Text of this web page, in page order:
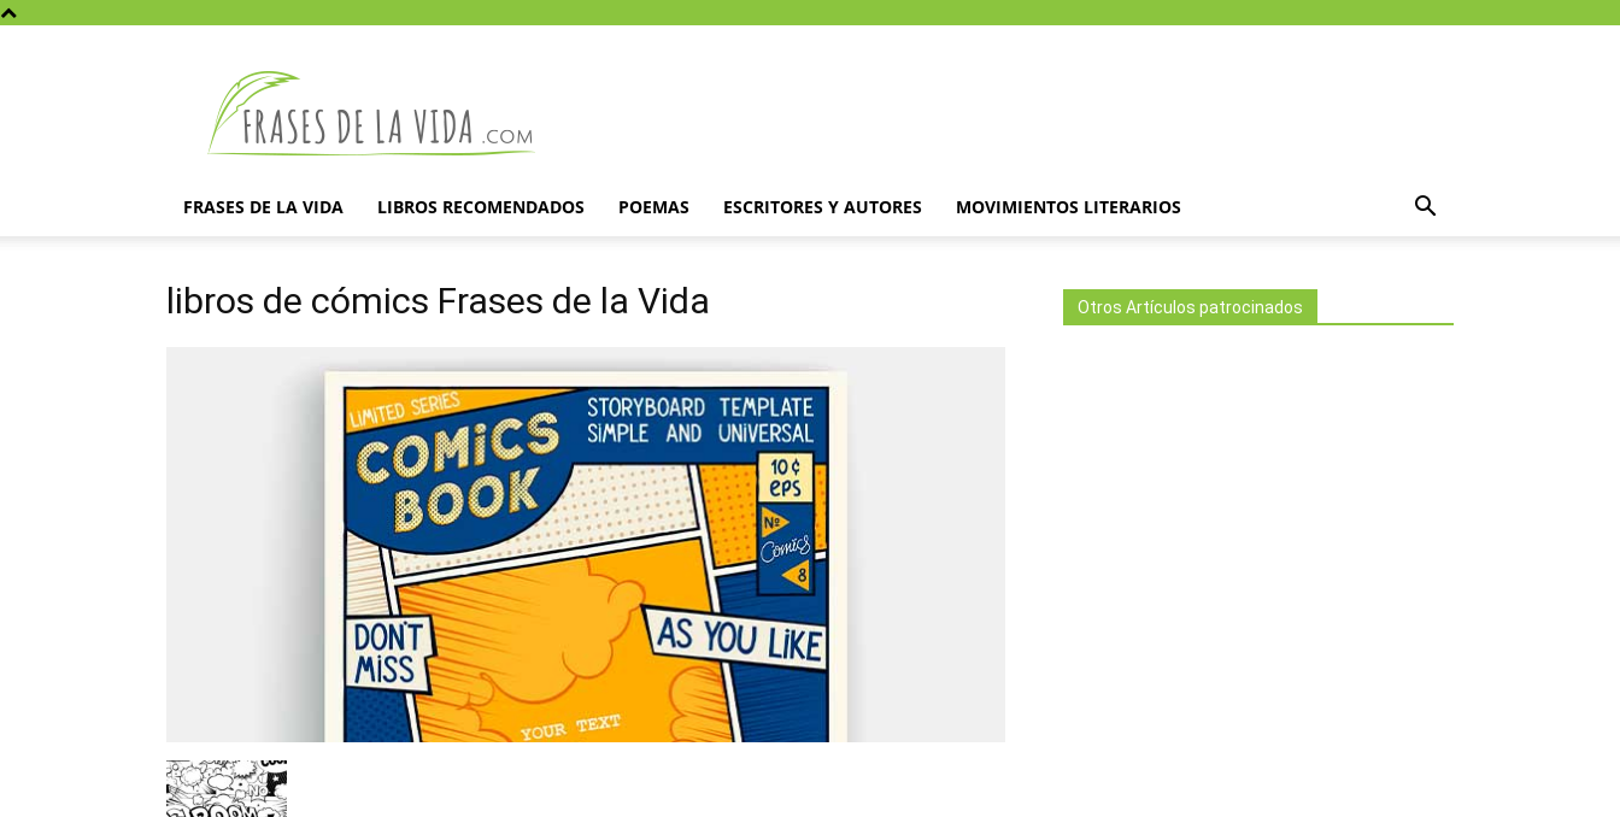
la
vida
FRASES DE LA VIDA LIBROS RECOMENDADOS POEMAS ESCRITORES Y AUTORES MOVIMIENTOS LITERARIOS
libros de cómics Frases de la Vida Otros Artículos patrocinados